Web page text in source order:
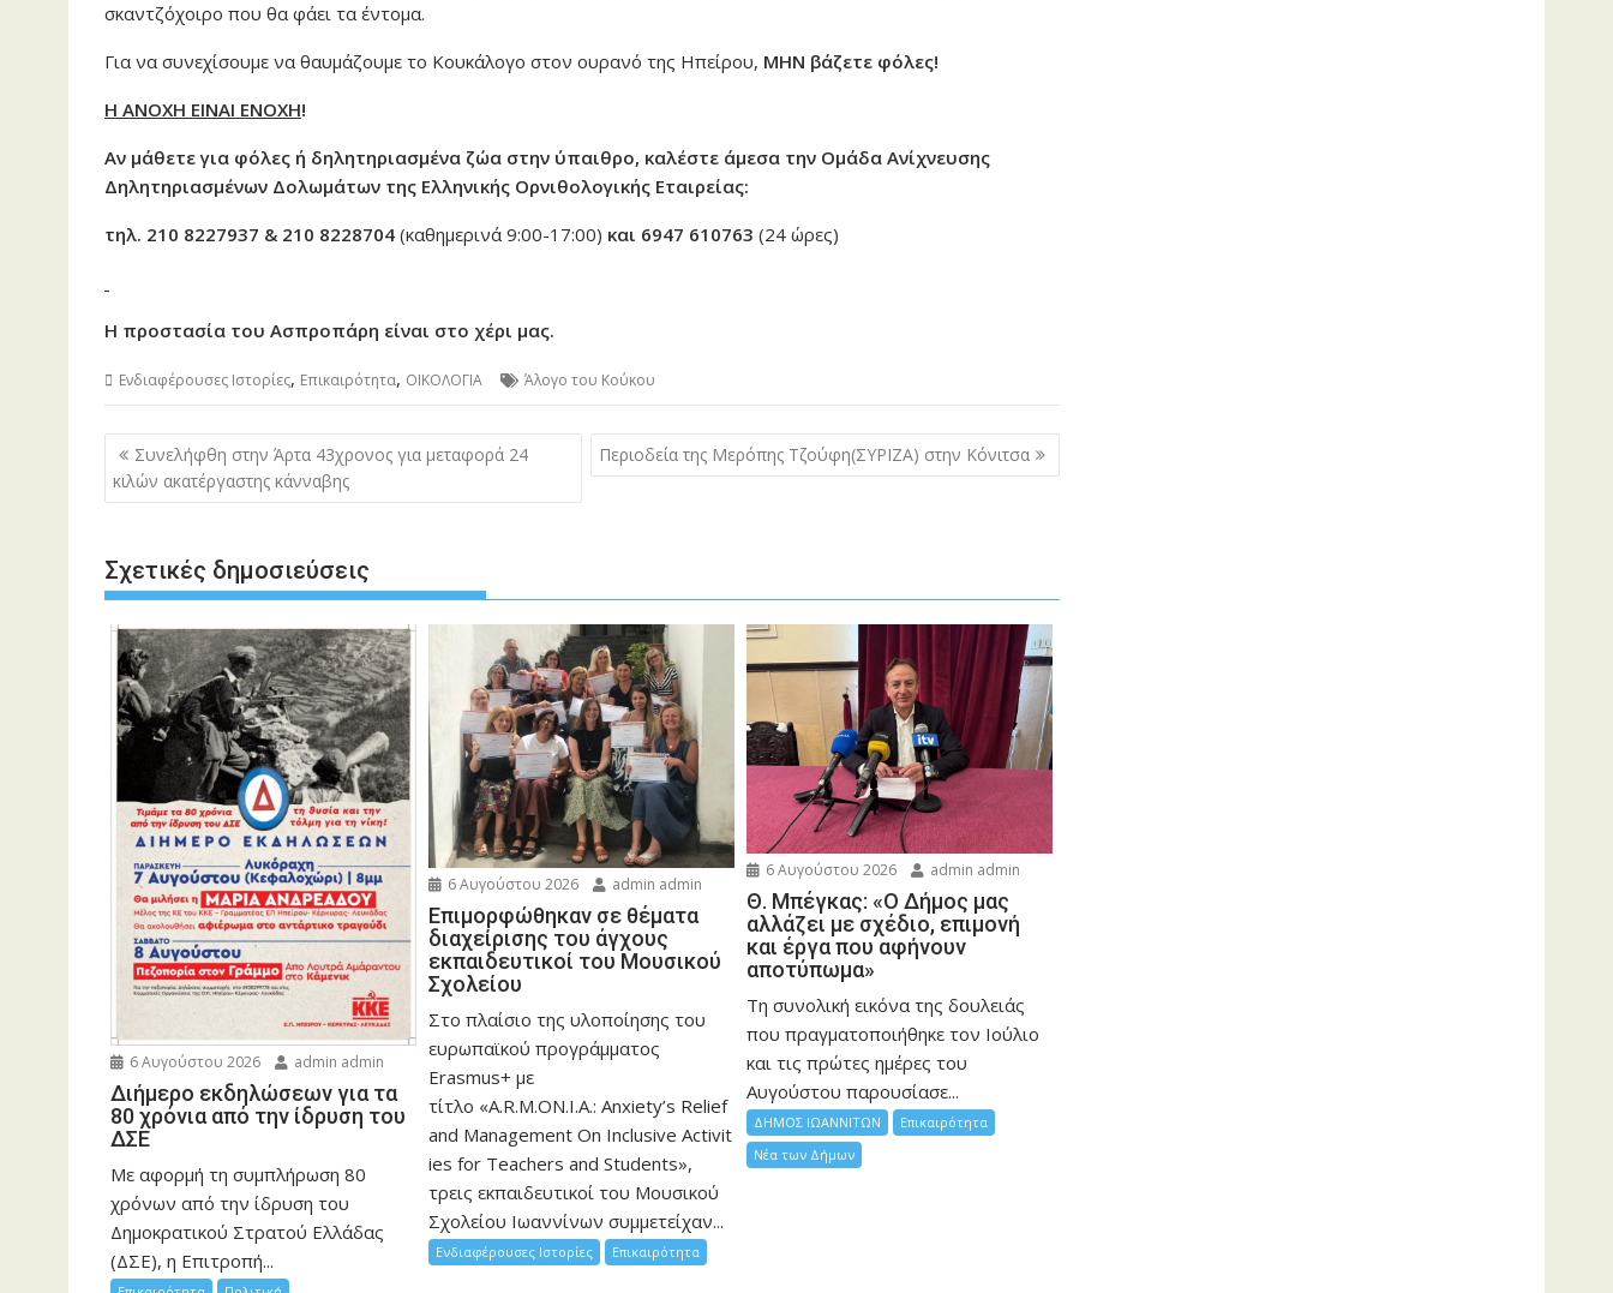
σκαντζόχοιρο που θα φάει τα έντομα.
Για να συνεχίσουμε να θαυμάζουμε το Κουκάλογο στον ουρανό της Ηπείρου, ΜΗΝ βάζετε φόλες!
Η ΑΝΟΧΗ ΕΙΝΑΙ ΕΝΟΧΗ!
Αν μάθετε για φόλες ή δηλητηριασμένα ζώα στην ύπαιθρο, καλέστε άμεσα την Ομάδα Ανίχνευσης
Δηλητηριασμένων Δολωμάτων της Ελληνικής Ορνιθολογικής Εταιρείας:
τηλ. 210 8227937 & 210 8228704 (καθημερινά 9:00-17:00) και 6947 610763 (24 ώρες)
Η προστασία του Ασπροπάρη είναι στο χέρι μας.
Ενδιαφέρουσες Ιστορίες, Επικαιρότητα, ΟΙΚΟΛΟΓΙΑ Άλογο του Κούκου
Πλοήγηση
άρθρων
Συνελήφθη στην Άρτα 43χρονος για μεταφορά 24
κιλών ακατέργαστης κάνναβης
Περιοδεία της Μερόπης Τζούφη(ΣΥΡΙΖΑ) στην Κόνιτσα
Σχετικές δημοσιεύσεις
6 Αυγούστου 2026 admin admin
Διήμερο εκδηλώσεων για τα
80 χρόνια από την ίδρυση του
ΔΣΕ
Με αφορμή τη συμπλήρωση 80
χρόνων από την ίδρυση του
Δημοκρατικού Στρατού Ελλάδας
(ΔΣΕ), η Επιτροπή...
6 Αυγούστου 2026 admin admin
Eπιμορφώθηκαν σε θέματα
διαχείρισης του άγχους
εκπαιδευτικοί του Μουσικού
Σχολείου
Στο πλαίσιο της υλοποίησης του
ευρωπαϊκού προγράμματος
Erasmus+ με
τίτλο «A.R.M.ON.I.A.: Anxiety’s Relief
and Management On Inclusive Activit
ies for Teachers and Students»,
τρεις εκπαιδευτικοί του Μουσικού
Σχολείου Ιωαννίνων συμμετείχαν...
Ενδιαφέρουσες Ιστορίες Επικαιρότητα
6 Αυγούστου 2026 admin admin
Θ. Μπέγκας: «Ο Δήμος μας
αλλάζει με σχέδιο, επιμονή
και έργα που αφήνουν
αποτύπωμα»
Τη συνολική εικόνα της δουλειάς
που πραγματοποιήθηκε τον Ιούλιο
και τις πρώτες ημέρες του
Αυγούστου παρουσίασε...
ΔΗΜΟΣ ΙΩΑΝΝΙΤΩΝ
Επικαιρότητα
Νέα των Δήμων